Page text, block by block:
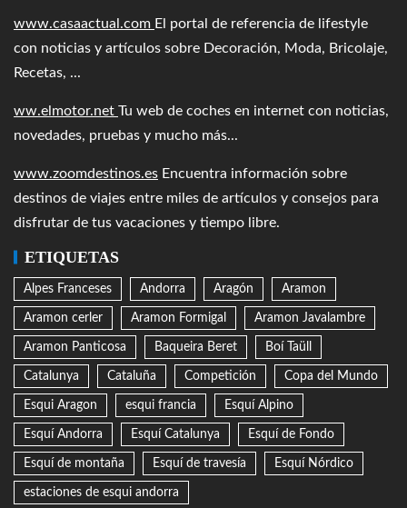
www.casaactual.com El portal de referencia de lifestyle
con noticias y artículos sobre Decoración, Moda, Bricolaje,
Recetas, ...
ww.elmotor.net Tu web de coches en internet con noticias,
novedades, pruebas y mucho más...
www.zoomdestinos.es Encuentra información sobre
destinos de viajes entre miles de artículos y consejos para
disfrutar de tus vacaciones y tiempo libre.
ETIQUETAS
Alpes Franceses Andorra Aragón Aramon
Aramon cerler Aramon Formigal Aramon Javalambre
Aramon Panticosa Baqueira Beret Boí Taüll
Catalunya Cataluña Competición Copa del Mundo
Esqui Aragon esqui francia Esquí Alpino
Esquí Andorra Esquí Catalunya Esquí de Fondo
Esquí de montaña Esquí de travesía Esquí Nórdico
estaciones de esqui andorra